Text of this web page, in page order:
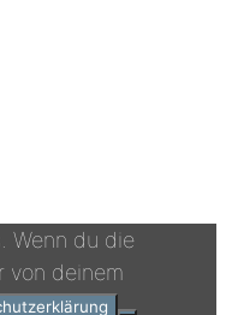
Wenn du die
von deinem